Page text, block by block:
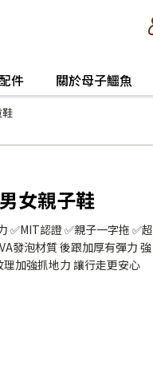
件 關於母子鱷魚
女親子鞋
✅MIT認證 ✅親子一字拖 ✅超
發泡材質 後跟加厚有彈力 強
加強抓地力 讓行走更安心